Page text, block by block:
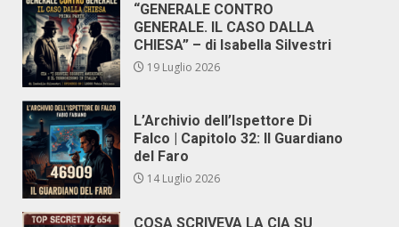
“GENERALE CONTRO
GENERALE. IL CASO DALLA
CHIESA” – di Isabella Silvestri
19 Luglio 2026
L’Archivio dell’Ispettore Di
Falco | Capitolo 32: Il Guardiano
del Faro
14 Luglio 2026
COSA SCRIVEVA LA CIA SU